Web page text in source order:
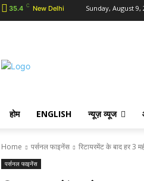
35.4 C New Delhi Sunday, August 9,
होम ENGLISH न्यूज़ व्यूज
Home पर्सनल फाइनेंस रिटायरमेंट के बाद हर 3
पर्सनल फाइनेंस